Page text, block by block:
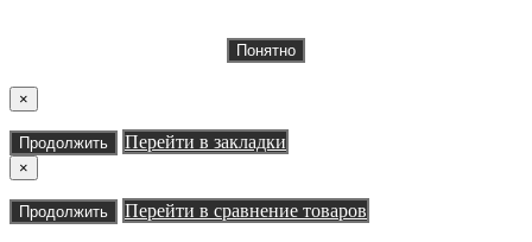
Понятно
×
Продолжить Перейти в закладки
×
Продолжить Перейти в сравнение товаров